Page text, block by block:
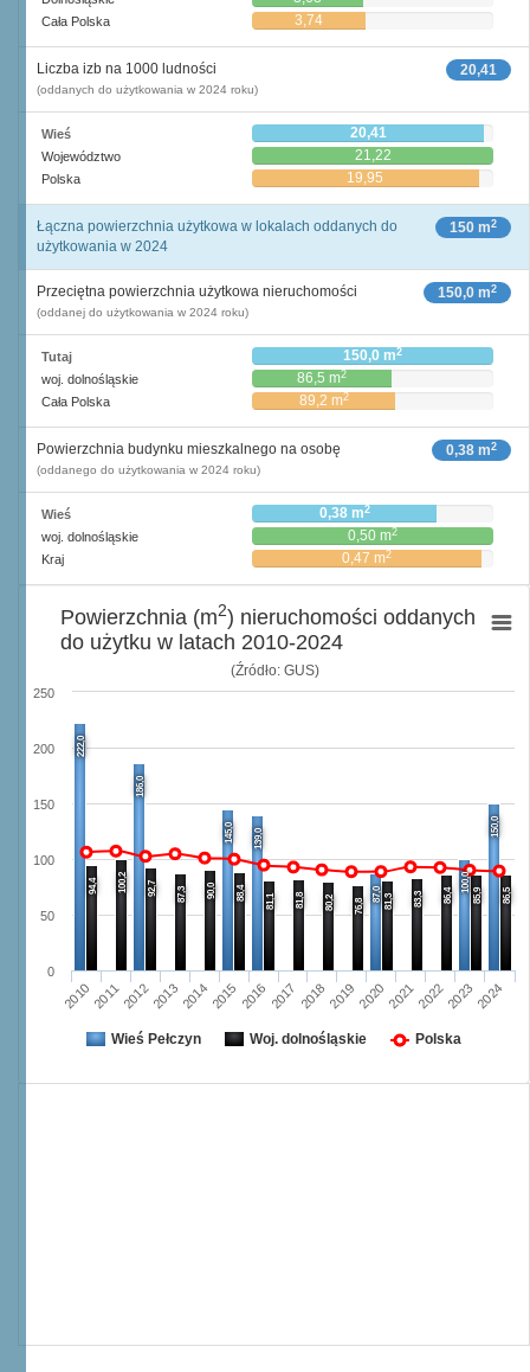
Cała Polska 3,74
20,41
Liczba izb na 1000 ludności
(oddanych do użytkowania w 2024 roku)
Wieś 20,41
Województwo 21,22
Polska 19,95
150 m2
Łączna powierzchnia użytkowa w lokalach oddanych do
użytkowania w 2024
150,0 m2
Przeciętna powierzchnia użytkowa nieruchomości
(oddanej do użytkowania w 2024 roku)
Tutaj 150,0 m2
woj. dolnośląskie 86,5 m2
Cała Polska 89,2 m2
0,38 m2
Powierzchnia budynku mieszkalnego na osobę
(oddanego do użytkowania w 2024 roku)
Wieś 0,38 m2
woj. dolnośląskie 0,50 m2
Kraj 0,47 m2
(Źródło: GUS)
222,0
186,0
145,0 139,0
87,0
100,0
150,0
94,4 100,2 92,7 87,3 90,0 88,4 81,1 81,8 80,2 76,8 81,3 83,3 86,4 85,9 86,5
201020112012201320142015 2016 2017 2018201920202021202220232024
0
50
100
150
200
250
Powierzchnia (m2) nieruchomości oddanych
do użytku w latach 2010-2024
Wieś Pełczyn Woj. dolnośląskie Polska